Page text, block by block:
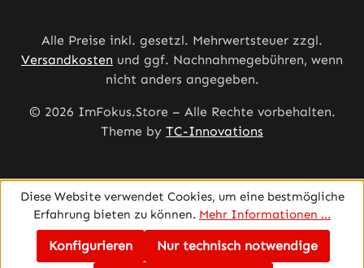
Alle Preise inkl. gesetzl. Mehrwertsteuer zzgl.
Versandkosten und ggf. Nachnahmegebühren, wenn
nicht anders angegeben.
© 2026 ImFokus.Store – Alle Rechte vorbehalten.
Theme by TC-Innovations
Diese Website verwendet Cookies, um eine bestmögliche
Erfahrung bieten zu können. Mehr Informationen ...
Nur technisch notwendige
Konfigurieren